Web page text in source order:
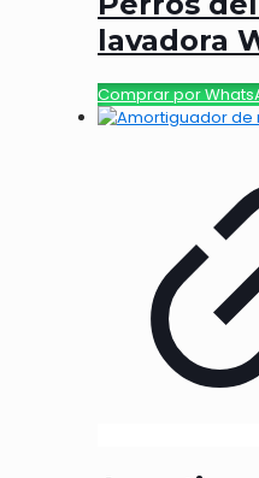
lavadora
Comprar por